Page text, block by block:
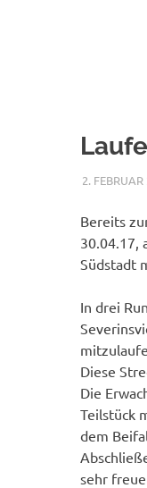
2.
Bereits
30.04.17,
Südstadt
In drei
Diese
Die
Teilstück
dem
sehr